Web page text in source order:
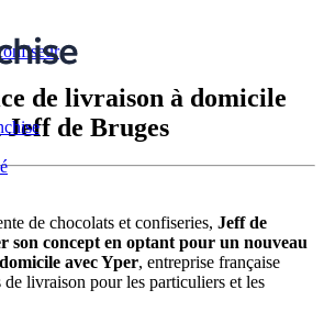
de livraison à domicile
de Bruges
de chocolats et confiseries, Jeff de
son concept en optant pour un nouveau
avec Yper, entreprise française
de livraison pour les particuliers et les